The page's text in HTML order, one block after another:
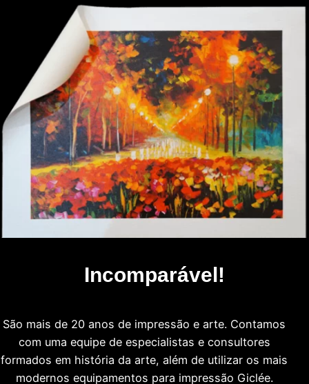
Incomparável!
São mais de 20 anos de impressão e arte. Contamos
com uma equipe de especialistas e consultores
formados em história da arte, além de utilizar os mais
modernos equipamentos para impressão Giclée.